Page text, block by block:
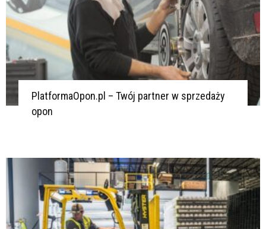
PlatformaOpon.pl – Twój partner w sprzedaży
opon